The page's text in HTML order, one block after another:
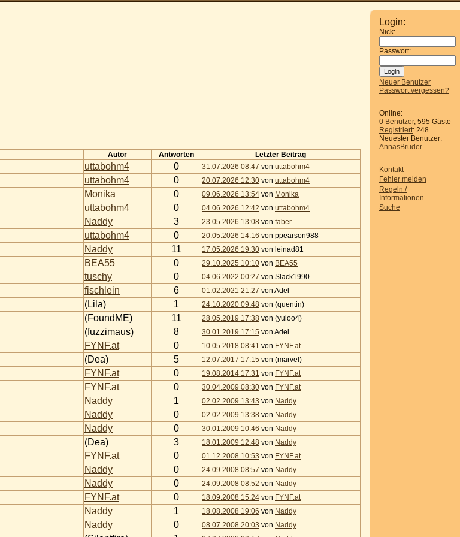
Login:
Nick:
Passwort:
Neuer Benutzer
Passwort vergessen?
Online:
0 Benutzer, 595 Gäste
Registriert: 248
Neuester Benutzer:
AnnasBruder
Kontakt
Fehler melden
Regeln /
Informationen
Suche
Autor Antworten Letzter Beitrag
uttabohm4 0 31.07.2026 08:47 von uttabohm4
uttabohm4 0 20.07.2026 12:30 von uttabohm4
Monika 0 09.06.2026 13:54 von Monika
uttabohm4 0 04.06.2026 12:42 von uttabohm4
Naddy 3 23.05.2026 13:08 von faber
uttabohm4 0 20.05.2026 14:16 von ppearson988
Naddy 11 17.05.2026 19:30 von leinad81
BEA55 0 29.10.2025 10:10 von BEA55
tuschy 0 04.06.2022 00:27 von Slack1990
fischlein 6 01.02.2021 21:27 von Adel
(Lila) 1 24.10.2020 09:48 von (quentin)
(FoundME) 11 28.05.2019 17:38 von (yuioo4)
(fuzzimaus) 8 30.01.2019 17:15 von Adel
FYNF.at 0 10.05.2018 08:41 von FYNF.at
(Dea) 5 12.07.2017 17:15 von (marvel)
FYNF.at 0 19.08.2014 17:31 von FYNF.at
FYNF.at 0 30.04.2009 08:30 von FYNF.at
Naddy 1 02.02.2009 13:43 von Naddy
Naddy 0 02.02.2009 13:38 von Naddy
Naddy 0 30.01.2009 10:46 von Naddy
(Dea) 3 18.01.2009 12:48 von Naddy
FYNF.at 0 01.12.2008 10:53 von FYNF.at
Naddy 0 24.09.2008 08:57 von Naddy
Naddy 0 24.09.2008 08:52 von Naddy
FYNF.at 0 18.09.2008 15:24 von FYNF.at
Naddy 1 18.08.2008 19:06 von Naddy
Naddy 0 08.07.2008 20:03 von Naddy